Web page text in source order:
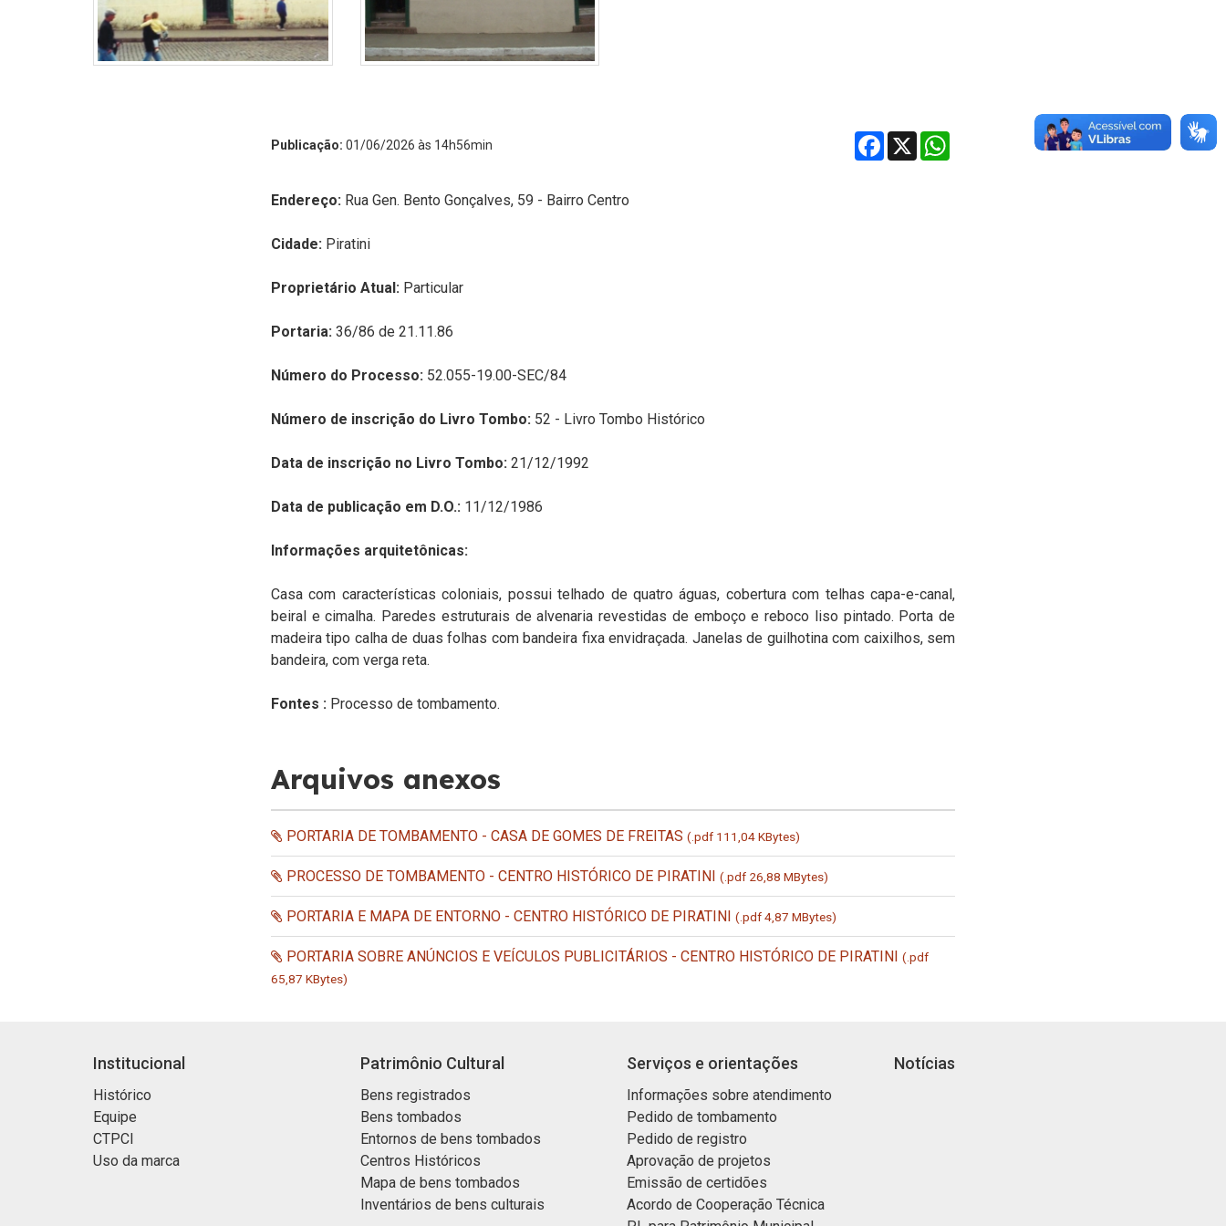
Publicação: 01/06/2026 às 14h56min Facebook
X
Endereço: Rua Gen. Bento Gonçalves, 59 - Bairro Centro
Cidade: Piratini
Proprietário Atual: Particular
Portaria: 36/86 de 21.11.86
Número do Processo: 52.055-19.00-SEC/84
Número de inscrição do Livro Tombo: 52 - Livro Tombo Histórico
Data de inscrição no Livro Tombo: 21/12/1992
Data de publicação em D.O.: 11/12/1986
Informações arquitetônicas:
Casa com características coloniais, possui telhado de quatro águas, cobertura com telhas capa-e-canal,
beiral e cimalha. Paredes estruturais de alvenaria revestidas de emboço e reboco liso pintado. Porta de
madeira tipo calha de duas folhas com bandeira fixa envidraçada. Janelas de guilhotina com caixilhos, sem
bandeira, com verga reta.
Fontes : Processo de tombamento.
Arquivos anexos
PORTARIA DE TOMBAMENTO - CASA DE GOMES DE FREITAS (.pdf 111,04 KBytes)
PROCESSO DE TOMBAMENTO - CENTRO HISTÓRICO DE PIRATINI (.pdf 26,88 MBytes)
PORTARIA E MAPA DE ENTORNO - CENTRO HISTÓRICO DE PIRATINI (.pdf 4,87 MBytes)
PORTARIA SOBRE ANÚNCIOS E VEÍCULOS PUBLICITÁRIOS - CENTRO HISTÓRICO DE PIRATINI (.pdf
65,87 KBytes)
Institucional
Histórico
Equipe
CTPCI
Uso da marca
Patrimônio Cultural
Bens registrados
Bens tombados
Entornos de bens tombados
Centros Históricos
Mapa de bens tombados
Inventários de bens culturais
Serviços e orientações
Informações sobre atendimento
Pedido de tombamento
Pedido de registro
Aprovação de projetos
Emissão de certidões
Acordo de Cooperação Técnica
Notícias